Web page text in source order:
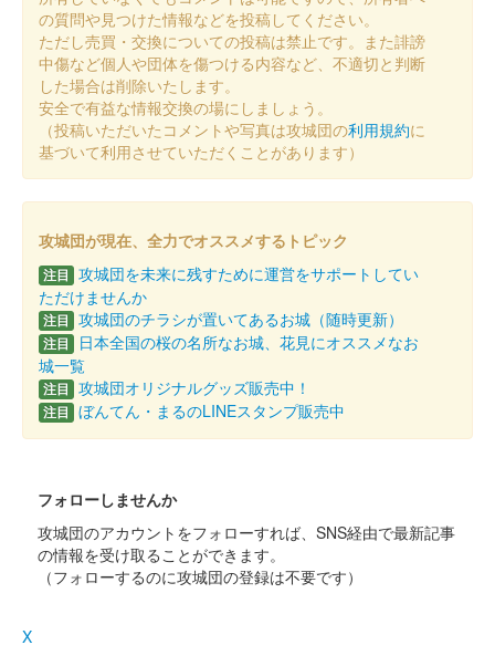
館林城 御城印 榊原康政公令和七年夏限定版
尾曳城（館林城） 御城印
館林城 御城印 Menkoiガールズ直書き版
販売終了
100枚限定
尾曳城（館林城） 御城印
書き版
販売終了
館林城 御城印 徳川氏春限定版
館林城 御城印
の質問や見つけた情報などを投稿してください。
ただし売買・交換についての投稿は禁止です。また誹謗
中傷など個人や団体を傷つける内容など、不適切と判断
した場合は削除いたします。
安全で有益な情報交換の場にしましょう。
（投稿いただいたコメントや写真は攻城団の利用規約に
基づいて利用させていただくことがあります）
攻城団が現在、全力でオススメするトピック
注目 攻城団を未来に残すために運営をサポートしてい
ただけませんか
注目 攻城団のチラシが置いてあるお城（随時更新）
注目
日本全国の桜の名所なお城、花見にオススメなお
城一覧
注目 攻城団オリジナルグッズ販売中！
注目 ぼんてん・まるのLINEスタンプ販売中
フォローしませんか
攻城団のアカウントをフォローすれば、SNS経由で最新記事
の情報を受け取ることができます。
（フォローするのに攻城団の登録は不要です）
X